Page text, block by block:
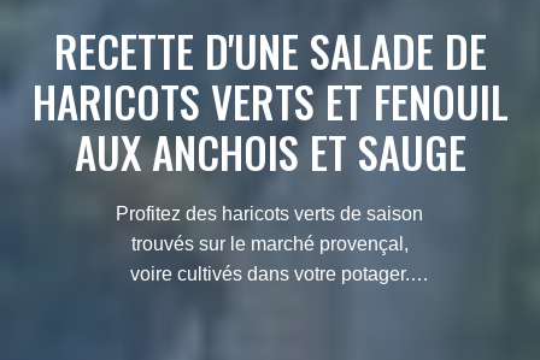
RECETTE D'UNE SALADE DE
HARICOTS VERTS ET FENOUIL
AUX ANCHOIS ET SAUGE
Profitez des haricots verts de saison
trouvés sur le marché provençal,
voire cultivés dans votre potager.